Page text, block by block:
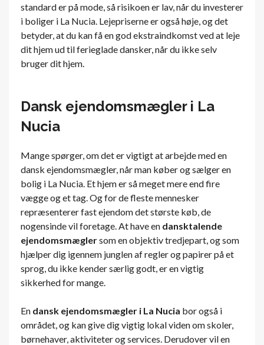
standard er på mode, så risikoen er lav, når du investerer
i boliger i La Nucia. Lejepriserne er også høje, og det
betyder, at du kan få en god ekstraindkomst ved at leje
dit hjem ud til ferieglade dansker, når du ikke selv
bruger dit hjem.
Dansk ejendomsmægler i La
Nucia
Mange spørger, om det er vigtigt at arbejde med en
dansk ejendomsmægler, når man køber og sælger en
bolig i La Nucia. Et hjem er så meget mere end fire
vægge og et tag. Og for de fleste mennesker
repræsenterer fast ejendom det største køb, de
nogensinde vil foretage. At have en dansktalende
ejendomsmæglersom en objektiv tredjepart, og som
hjælper dig igennem junglen af ​​regler og papirer på et
sprog, du ikke kender særlig godt, er en vigtig
sikkerhed for mange.
En dansk ejendomsmægler i La Nucia bor også i
området, og kan give dig vigtig lokal viden om skoler,
børnehaver, aktiviteter og services. Derudover vil en